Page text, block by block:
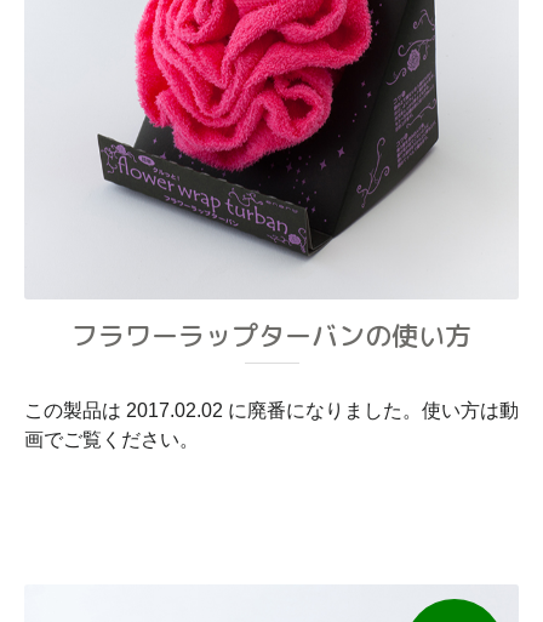
フラワーラップターバンの使い方
この製品は 2017.02.02 に廃番になりました。使い方は動
画でご覧ください。